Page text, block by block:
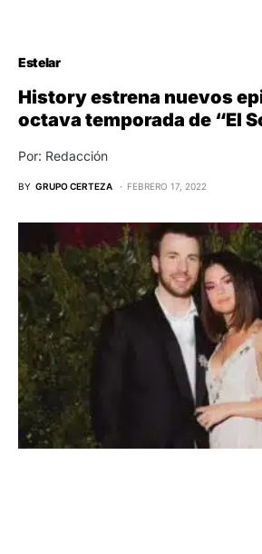
Estelar
History estrena nuevos
octava temporada de “El
Por: Redacción
BY GRUPO CERTEZA FEBRERO 17, 2022